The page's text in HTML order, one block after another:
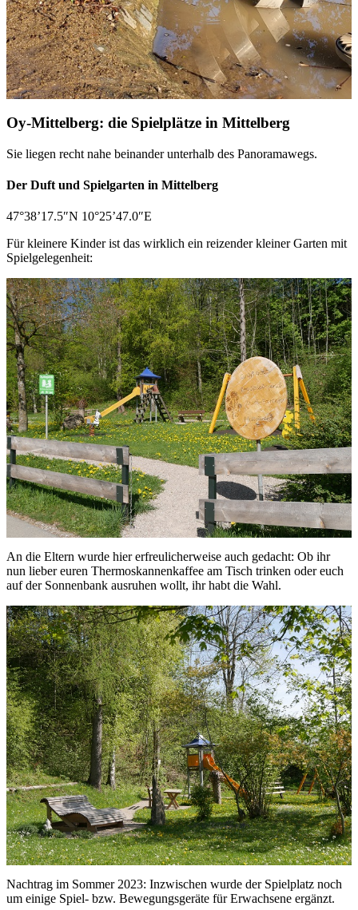
Oy-Mittelberg: die Spielplätze in Mittelberg
Sie liegen recht nahe beinander unterhalb des Panoramawegs.
Der Duft und Spielgarten in Mittelberg
47°38’17.5″N 10°25’47.0″E
Für kleinere Kinder ist das wirklich ein reizender kleiner Garten mit
Spielgelegenheit:
An die Eltern wurde hier erfreulicherweise auch gedacht: Ob ihr
nun lieber euren Thermoskannenkaffee am Tisch trinken oder euch
auf der Sonnenbank ausruhen wollt, ihr habt die Wahl.
Nachtrag im Sommer 2023: Inzwischen wurde der Spielplatz noch
um einige Spiel- bzw. Bewegungsgeräte für Erwachsene ergänzt.